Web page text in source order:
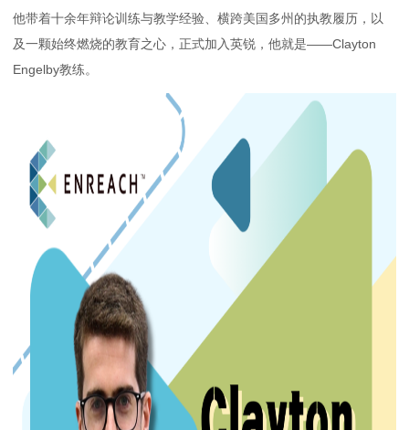
他带着十余年辩论训练与教学经验、横跨美国多州的执教履历，以
及一颗始终燃烧的教育之心，正式加入英锐，他就是——Clayton
Engelby教练。